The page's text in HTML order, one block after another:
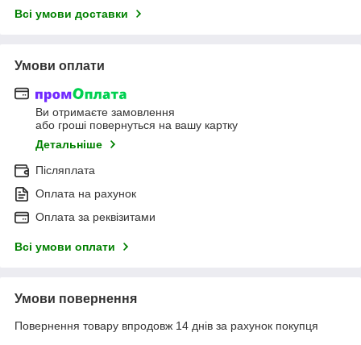
Всі умови доставки
Умови оплати
Ви отримаєте замовлення
або гроші повернуться на вашу картку
Детальніше
Післяплата
Оплата на рахунок
Оплата за реквізитами
Всі умови оплати
Умови повернення
Повернення товару впродовж 14 днів за рахунок покупця